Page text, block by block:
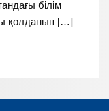
білім
қолданып […]